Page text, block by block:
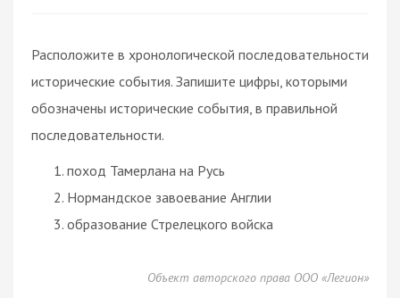
Расположите в хронологической последовательности
исторические события. Запишите цифры, которыми
обозначены исторические события, в правильной
последовательности.
поход Тамерлана на Русь
Нормандское завоевание Англии
образование Стрелецкого войска
Объект авторского права ООО «Легион»